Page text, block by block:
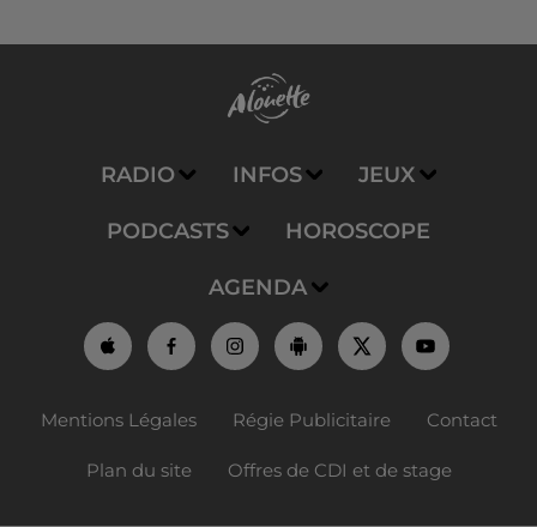
RADIO INFOS JEUX
PODCASTS HOROSCOPE
AGENDA
Mentions Légales Régie Publicitaire Contact
Plan du site Offres de CDI et de stage